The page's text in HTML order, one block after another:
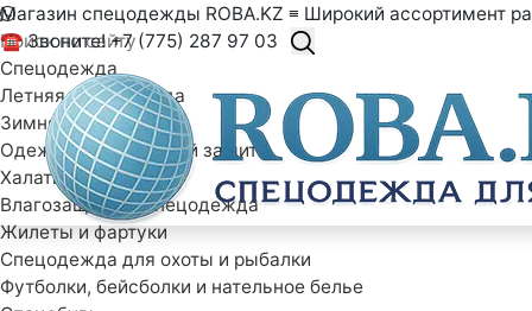
Магазин спецодежды ROBA.KZ ≡ Широкий
☎ Звоните! +7 (775) 287 97 03
Спецодежда
Летняя спецодежда
Зимняя спецодежда
Одежда специальной защиты
Халаты рабочие
Влагозащитная спецодежда
Жилеты и фартуки
Спецодежда для охоты и рыбалки
Футболки, бейсболки и нательное белье